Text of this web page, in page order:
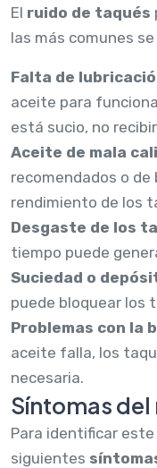
El ruido de taqués
las más comunes
Falta de
aceite para
está sucio, no
Aceite de mala
recomendados o
rendimiento de los
Desgaste de los
tiempo puede
Suciedad o
puede bloquear los
Problemas con la
aceite falla, los
necesaria.
Síntomas
Para identificar
siguientes